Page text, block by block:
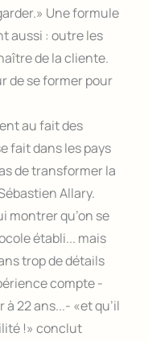
Une formule
aussi : outre les
de la cliente.
de se former pour
au fait des
fait dans les pays
de transformer la
Allary.
montrer qu’on se
établi... mais
trop de détails
compte -
22 ans...- «et qu’il
!» conclut